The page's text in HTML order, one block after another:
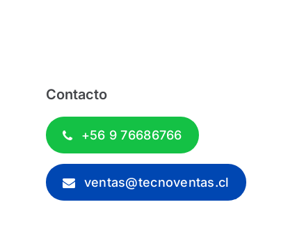
Contacto
+56 9 76686766
ventas@tecnoventas.cl